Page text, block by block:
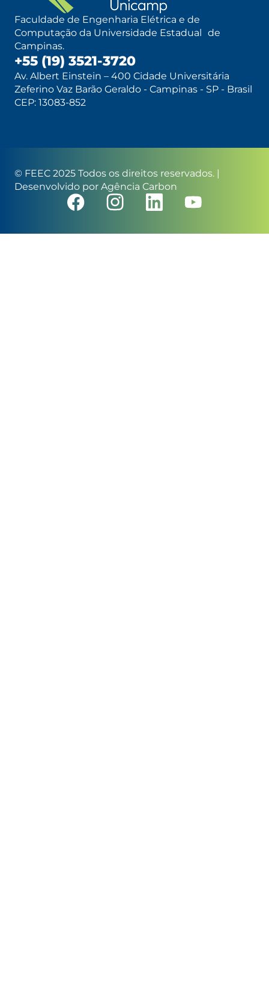
Faculdade de Engenharia Elétrica e de
Computação da Universidade Estadual de
Campinas.
+55 (19) 3521-3720
Av. Albert Einstein – 400 Cidade Universitária
Zeferino Vaz Barão Geraldo - Campinas - SP - Brasil
CEP: 13083-852
© FEEC 2025 Todos os direitos reservados. |
Desenvolvido por Agência Carbon